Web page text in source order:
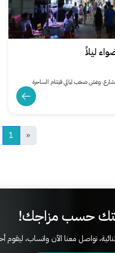
ليلاً
وعش صخب ليالي فيتنام الساحرة
«
1
حسب مزاجك!
تواصل معنا الآن واتساب،